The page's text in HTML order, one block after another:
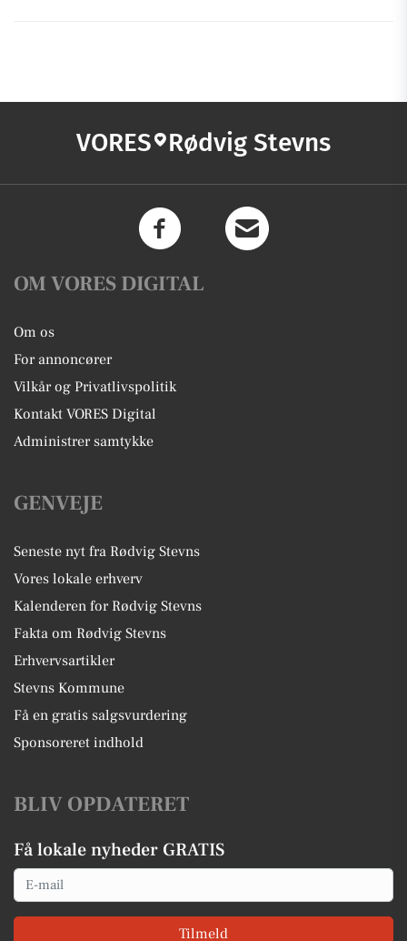
VORES Rødvig Stevns
OM VORES DIGITAL
Om os
For annoncører
Vilkår og Privatlivspolitik
Kontakt VORES Digital
Administrer samtykke
GENVEJE
Seneste nyt fra Rødvig Stevns
Vores lokale erhverv
Kalenderen for Rødvig Stevns
Fakta om Rødvig Stevns
Erhvervsartikler
Stevns Kommune
Få en gratis salgsvurdering
Sponsoreret indhold
BLIV OPDATERET
Få lokale nyheder GRATIS
Email
Tilmeld